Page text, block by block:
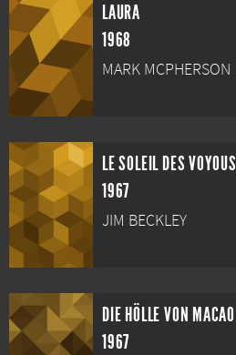
LAURA
1968
MARK MCPHERSON
LE SOLEIL DES VOYOUS
1967
JIM BECKLEY
DIE HÖLLE VON MACAO
1967